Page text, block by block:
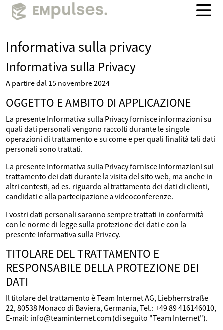
Informativa sulla privacy
Informativa sulla Privacy
A partire dal 15 novembre 2024
OGGETTO E AMBITO DI APPLICAZIONE
La presente Informativa sulla Privacy fornisce informazioni su
quali dati personali vengono raccolti durante le singole
operazioni di trattamento e su come e per quali finalità tali dati
personali sono trattati.
La presente Informativa sulla Privacy fornisce informazioni sul
trattamento dei dati durante la visita del sito web, ma anche in
altri contesti, ad es. riguardo al trattamento dei dati di clienti,
candidati e alla partecipazione a videoconferenze.
I vostri dati personali saranno sempre trattati in conformità
con le norme di legge sulla protezione dei dati e con la
presente Informativa sulla Privacy.
TITOLARE DEL TRATTAMENTO E
RESPONSABILE DELLA PROTEZIONE DEI
DATI
Il titolare del trattamento è Team Internet AG, Liebherrstraße
22, 80538 Monaco di Baviera, Germania, Tel.: +49 89 416146010,
E-mail: info@teaminternet.com (di seguito "Team Internet").